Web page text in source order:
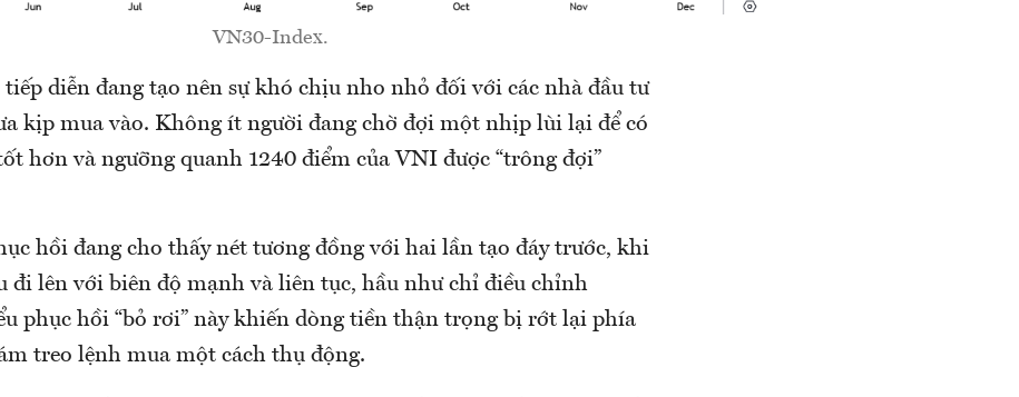
VN30-Index.
diễn đang tạo nên sự khó chịu nho nhỏ đối với các nhà đầu tư
kịp mua vào. Không ít người đang chờ đợi một nhịp lùi lại để có
hơn và ngưỡng quanh 1240 điểm của VNI được “trông đợi”
hồi đang cho thấy nét tương đồng với hai lần tạo đáy trước, khi
đi lên với biên độ mạnh và liên tục, hầu như chỉ điều chỉnh
phục hồi “bỏ rơi” này khiến dòng tiền thận trọng bị rớt lại phía
treo lệnh mua một cách thụ động.